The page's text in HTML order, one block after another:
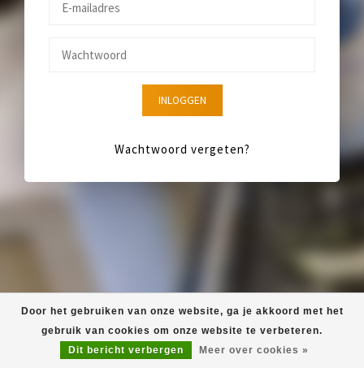
INLOGGEN
Wachtwoord vergeten?
Door het gebruiken van onze website, ga je akkoord met het
gebruik van cookies om onze website te verbeteren.
Dit bericht verbergen
Meer over cookies »